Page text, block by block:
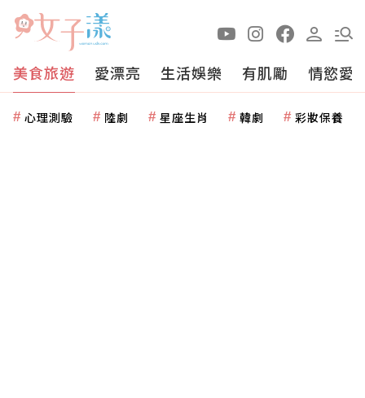
美食旅遊 愛漂亮 生活娛樂 有肌勵 情慾愛
心理測驗 陸劇 星座生肖 韓劇 彩妝保養